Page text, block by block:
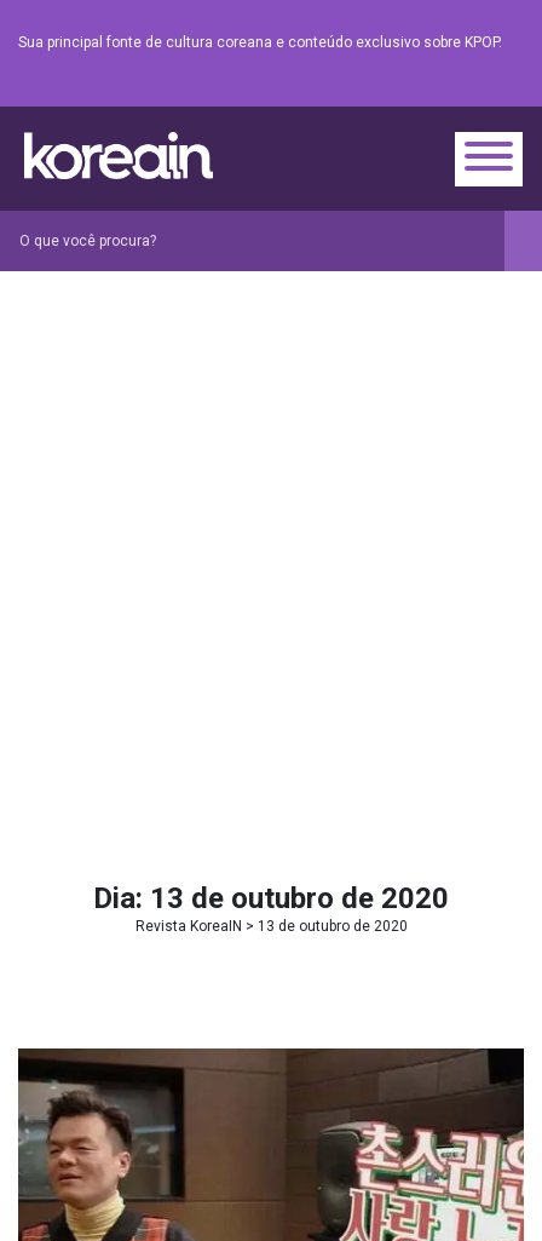
Sua principal fonte de cultura coreana e conteúdo exclusivo sobre KPOP.
Dia: 13 de outubro de 2020
Revista KoreaIN > 13 de outubro de 2020